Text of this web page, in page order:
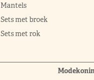
Mantels
Sets met broek
Sets met rok